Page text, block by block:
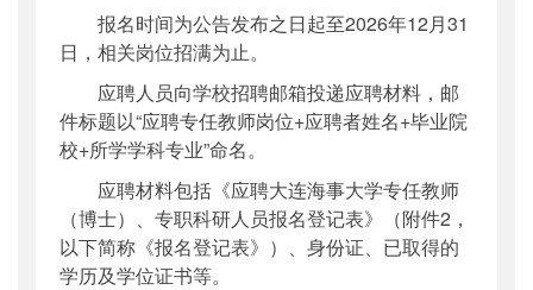
报名时间为公告发布之日起至2026年12月31
日，相关岗位招满为止。
应聘人员向学校招聘邮箱投递应聘材料，邮
件标题以“应聘专任教师岗位+应聘者姓名+毕业院
校+所学学科专业”命名。
应聘材料包括《应聘大连海事大学专任教师
（博士）、专职科研人员报名登记表》（附件2，
以下简称《报名登记表》）、身份证、已取得的
学历及学位证书等。